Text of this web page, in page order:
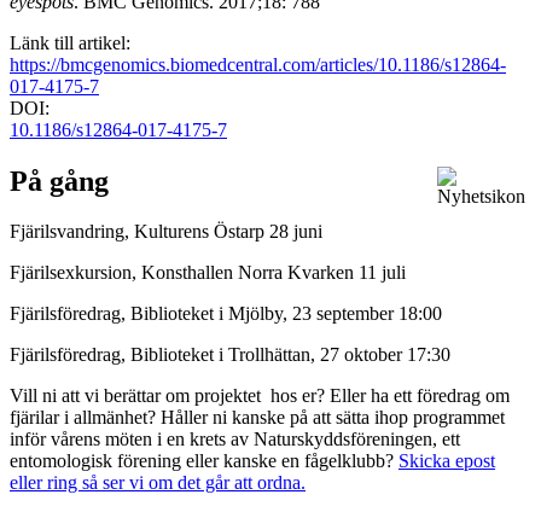
Länk till artikel:
https://bmcgenomics.biomedcentral.com/articles/10.1186/s12864-
017-4175-7
DOI:
10.1186/s12864-017-4175-7
På gång
Fjärilsvandring, Kulturens Östarp 28 juni
Fjärilsexkursion, Konsthallen Norra Kvarken 11 juli
Fjärilsföredrag, Biblioteket i Mjölby, 23 september 18:00
Fjärilsföredrag, Biblioteket i Trollhättan, 27 oktober 17:30
Vill ni att vi berättar om projektet hos er? Eller ha ett föredrag om
fjärilar i allmänhet? Håller ni kanske på att sätta ihop programmet
inför vårens möten i en krets av Naturskyddsföreningen, ett
entomologisk förening eller kanske en fågelklubb? Skicka epost
eller ring så ser vi om det går att ordna.